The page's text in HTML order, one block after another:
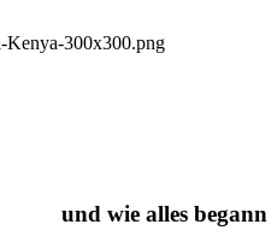
Kenya-300x300.png
und wie alles begann